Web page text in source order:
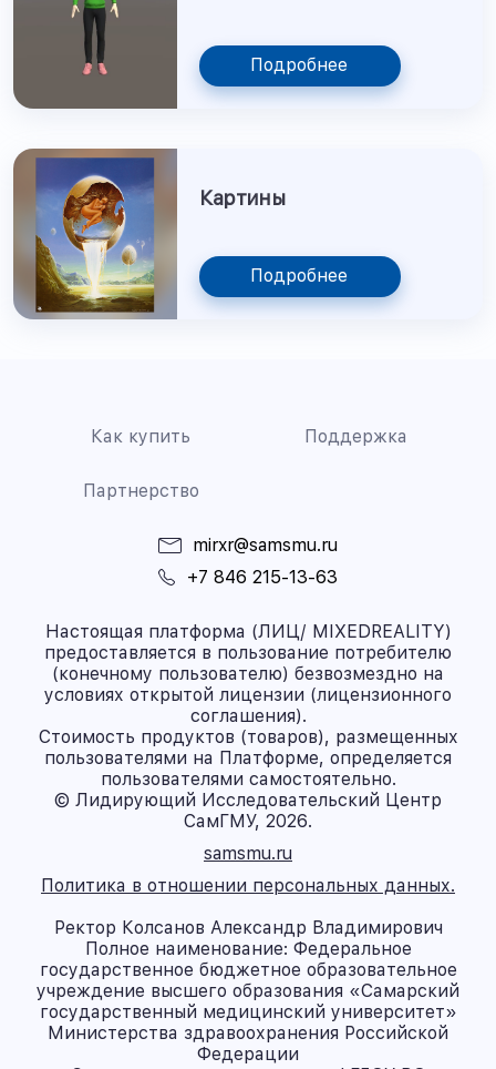
Подробнее
Картины
Подробнее
Как купить Поддержка
Партнерство
mirxr@samsmu.ru
+7 846 215-13-63
Настоящая платформа (ЛИЦ/ MIXEDREALITY)
предоставляется в пользование потребителю
(конечному пользователю) безвозмездно на
условиях открытой лицензии (лицензионного
соглашения).
Стоимость продуктов (товаров), размещенных
пользователями на Платформе, определяется
пользователями самостоятельно.
© Лидирующий Исследовательский Центр
СамГМУ, 2026.
samsmu.ru
Политика в отношении персональных данных.
Ректор Колсанов Александр Владимирович
Полное наименование: Федеральное
государственное бюджетное образовательное
учреждение высшего образования «Самарский
государственный медицинский университет»
Министерства здравоохранения Российской
Федерации